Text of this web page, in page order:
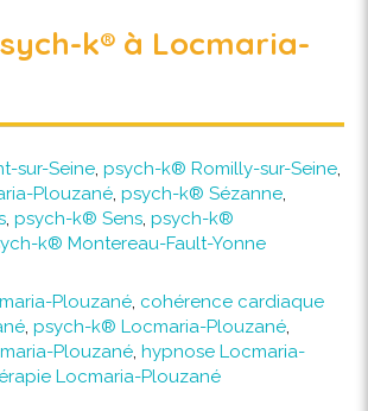
k® à Locmaria-
sur-Seine, psych-k® Romilly-sur-Seine,
Plouzané, psych-k® Sézanne,
, psych-k® Sens, psych-k®
k® Montereau-Fault-Yonne
Plouzané, cohérence cardiaque
, psych-k® Locmaria-Plouzané,
Plouzané, hypnose Locmaria-
Locmaria-Plouzané